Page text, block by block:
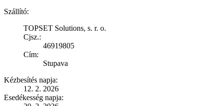
Szállító:
TOPSET Solutions, s. r. o.
Cjsz.:
46919805
Cím:
Stupava
Kézbesítés napja:
12. 2. 2026
Esedékesség napja: